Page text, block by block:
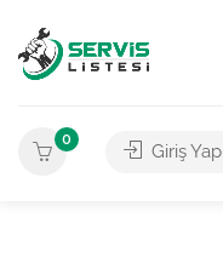
0
Giriş Yap